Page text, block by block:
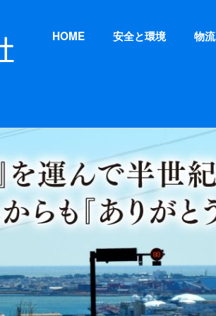
HOME 安全と環境 物流